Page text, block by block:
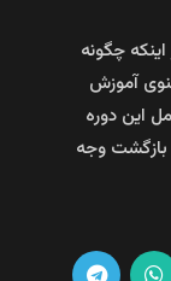
چگونه
آموزش
این دوره
وجه